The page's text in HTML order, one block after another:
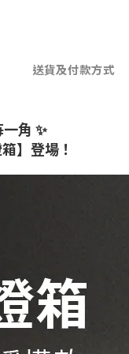
送貨及付款方式
角 ✨
】登場！